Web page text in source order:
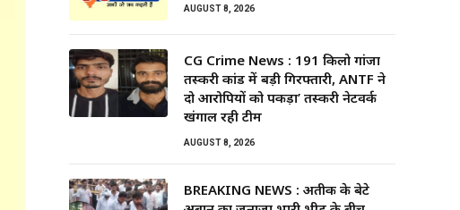
AUGUST 8, 2026
CG Crime News : 191 किलो गांजा
तस्करी कांड में बड़ी गिरफ्तारी, ANTF ने
दो आरोपियों को पकड़ा’ तस्करी नेटवर्क
खंगाल रही टीम
AUGUST 8, 2026
BREAKING NEWS : अतीक के बेटे